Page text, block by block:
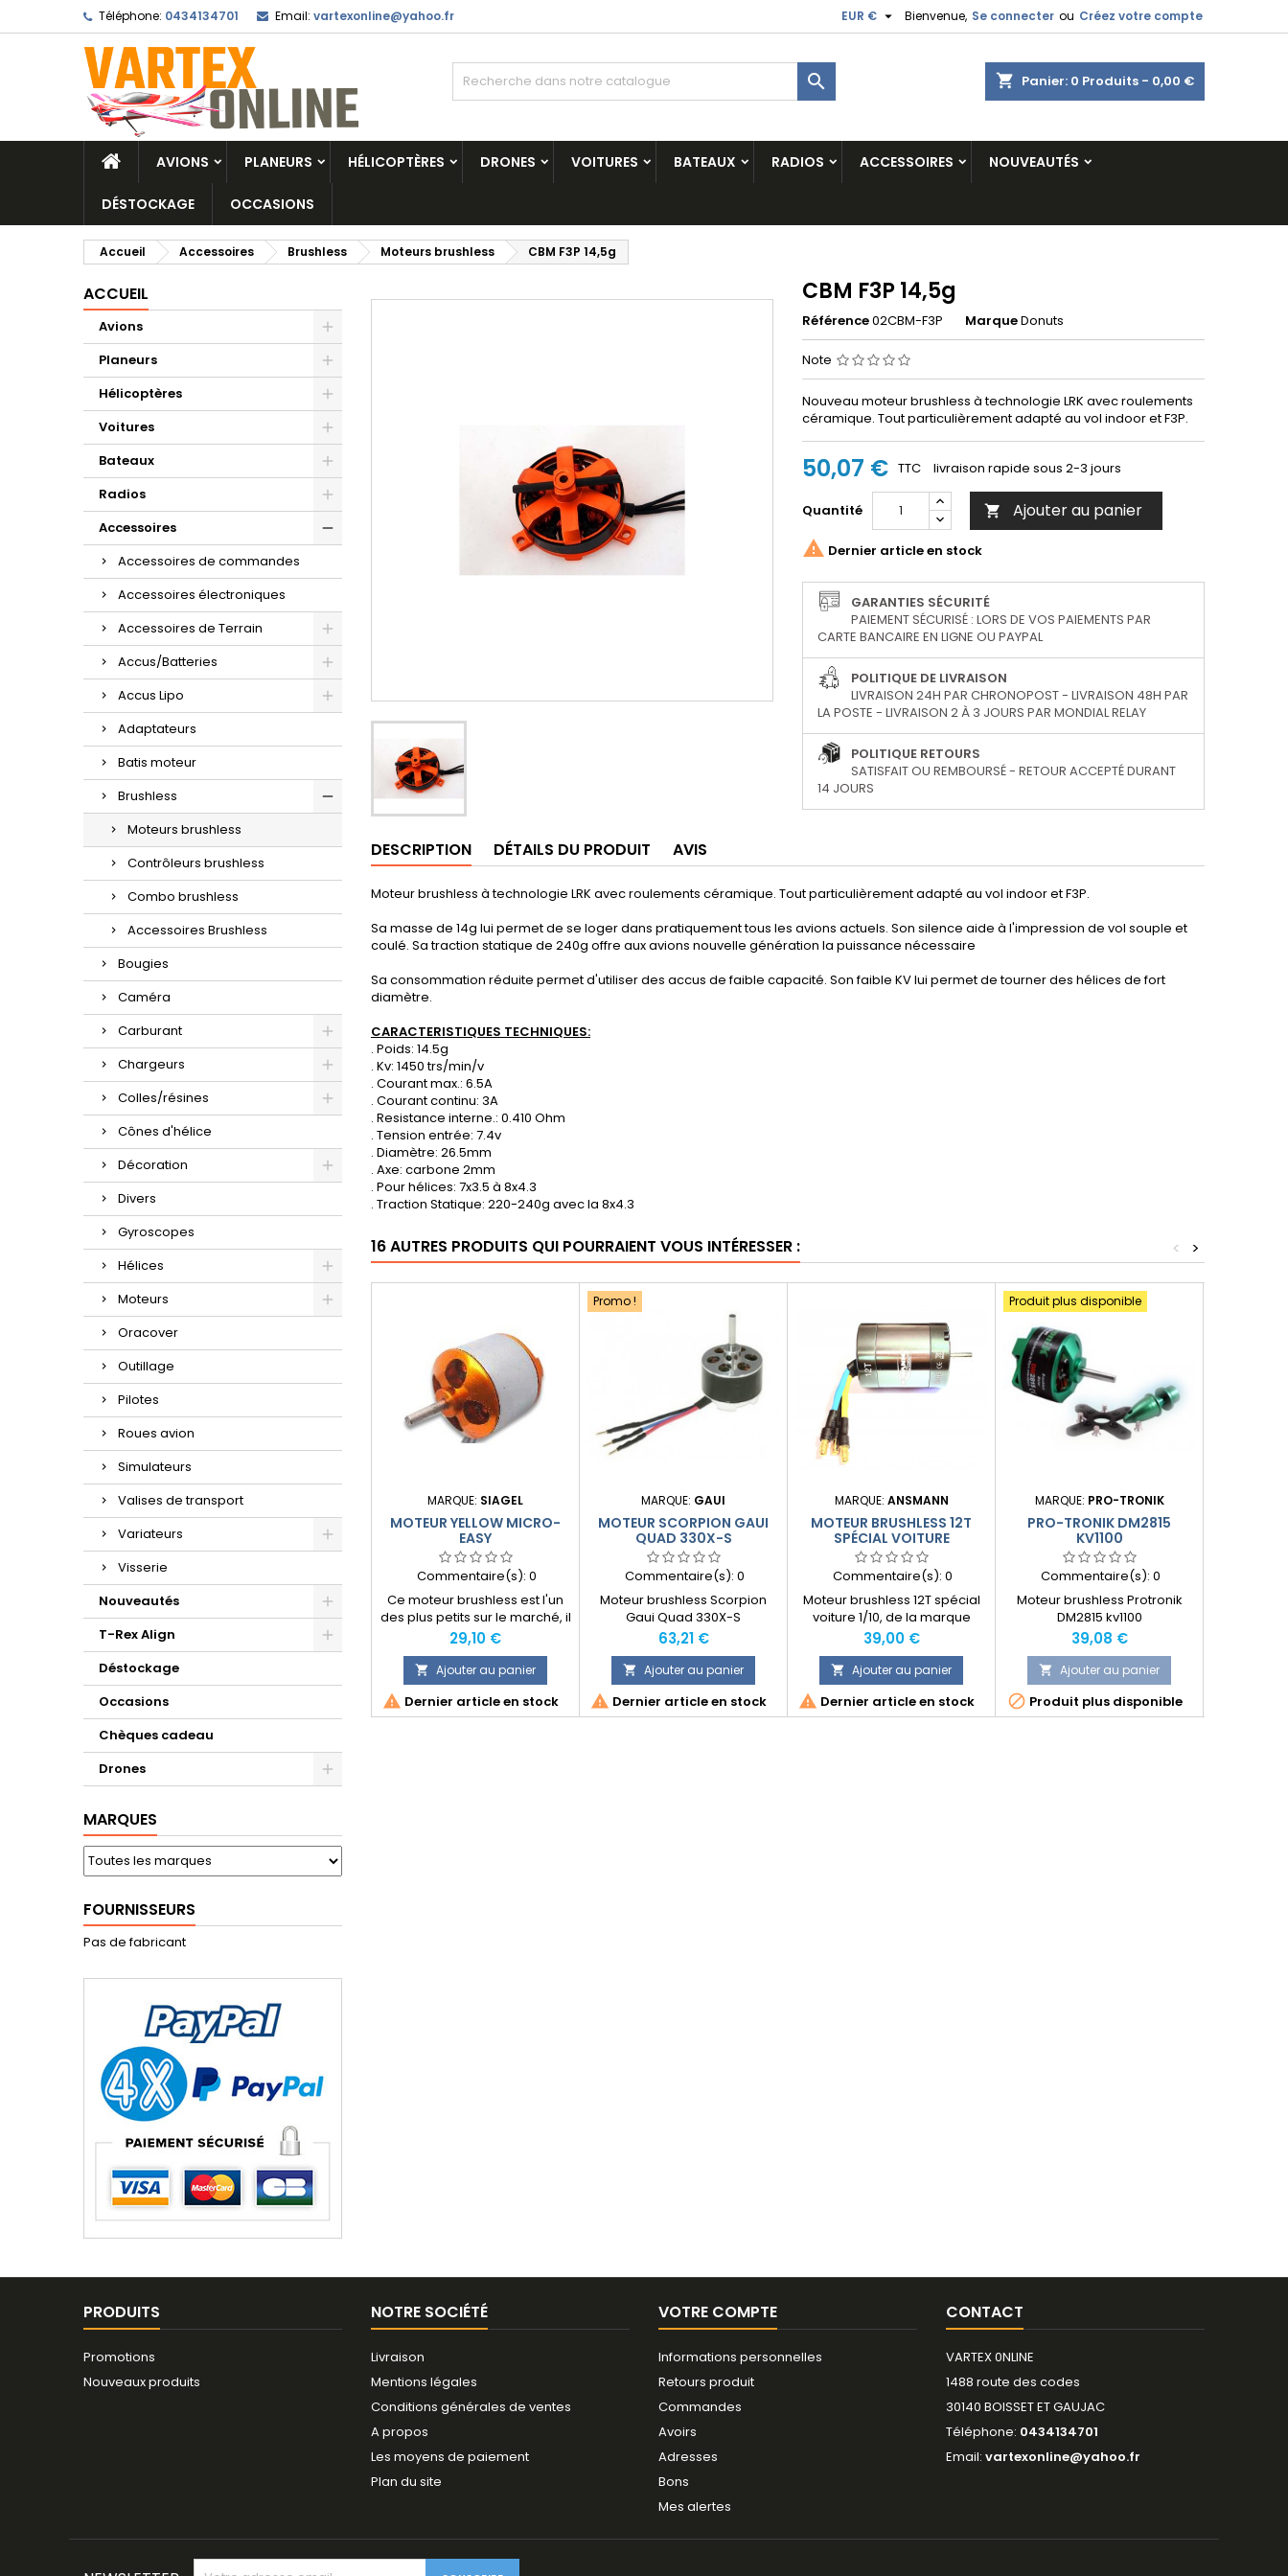
Téléphone: 0434134701 Email: vartexonline@yahoo.fr Bienvenue, Se connecter ou Créez votre compte
EUR € 
shopping_cart Panier: 0 Produits - 0,00 €

AVIONS PLANEURS HÉLICOPTÈRES DRONES VOITURES BATEAUX RADIOS ACCESSOIRES NOUVEAUTÉS
DÉSTOCKAGE OCCASIONS
Accueil Accessoires Brushless Moteurs brushless CBM F3P 14,5g
ACCUEIL
Avions
Planeurs
Hélicoptères
Voitures
Bateaux
Radios
Accessoires
Accessoires de commandes
Accessoires électroniques
Accessoires de Terrain
Accus/Batteries
Accus Lipo
Adaptateurs
Batis moteur
Brushless
Moteurs brushless
Contrôleurs brushless
Combo brushless
Accessoires Brushless
Bougies
Caméra
Carburant
Chargeurs
Colles/résines
Cônes d'hélice
Décoration
Divers
Gyroscopes
Hélices
Moteurs
Oracover
Outillage
Pilotes
Roues avion
Simulateurs
Valises de transport
Variateurs
Visserie
Nouveautés
T-Rex Align
Déstockage
Occasions
Chèques cadeau
Drones
MARQUES
FOURNISSEURS
Pas de fabricant
CBM F3P 14,5g
Référence02CBM-F3P MarqueDonuts
Note
Nouveau moteur brushless à technologie LRK avec roulements
céramique. Tout particulièrement adapté au vol indoor et F3P.
50,07 € TTC livraison rapide sous 2-3 jours
Quantité  Ajouter au panier
 Dernier article en stock
GARANTIES SÉCURITÉ
PAIEMENT SÉCURISÉ : LORS DE VOS PAIEMENTS PAR
CARTE BANCAIRE EN LIGNE OU PAYPAL
POLITIQUE DE LIVRAISON
LIVRAISON 24H PAR CHRONOPOST - LIVRAISON 48H PAR
LA POSTE - LIVRAISON 2 À 3 JOURS PAR MONDIAL RELAY
POLITIQUE RETOURS
SATISFAIT OU REMBOURSÉ - RETOUR ACCEPTÉ DURANT
14 JOURS
DESCRIPTION DÉTAILS DU PRODUIT AVIS
Moteur brushless à technologie LRK avec roulements céramique. Tout particulièrement adapté au vol indoor et F3P.
Sa masse de 14g lui permet de se loger dans pratiquement tous les avions actuels. Son silence aide à l'impression de vol souple et
coulé. Sa traction statique de 240g offre aux avions nouvelle génération la puissance nécessaire
Sa consommation réduite permet d'utiliser des accus de faible capacité. Son faible KV lui permet de tourner des hélices de fort
diamètre.
CARACTERISTIQUES TECHNIQUES:
. Poids: 14.5g
. Kv: 1450 trs/min/v
. Courant max.: 6.5A
. Courant continu: 3A
. Resistance interne.: 0.410 Ohm
. Tension entrée: 7.4v
. Diamètre: 26.5mm
. Axe: carbone 2mm
. Pour hélices: 7x3.5 à 8x4.3
. Traction Statique: 220-240g avec la 8x4.3
16 AUTRES PRODUITS QUI POURRAIENT VOUS INTÉRESSER : >
<
MARQUE: SIAGEL
MOTEUR YELLOW MICRO-
EASY
Commentaire(s): 0
Ce moteur brushless est l'un
des plus petits sur le marché, il
est conçu pour motoriser les
petits planeurs de type Fox (
Multiplex ) ou Mini Discus 5
Graupner ) ou motoriser des
avions utilisant un moteur en
propulsif, lorsque le diamètre
Prix
29,10 €
 Ajouter au panier
 Dernier article en stock
Promo !
MARQUE: GAUI
MOTEUR SCORPION GAUI
QUAD 330X-S
Commentaire(s): 0
Moteur brushless Scorpion
Gaui Quad 330X-S
Prix
63,21 €
 Ajouter au panier
 Dernier article en stock
MARQUE: ANSMANN
MOTEUR BRUSHLESS 12T
SPÉCIAL VOITURE
Commentaire(s): 0
Moteur brushless 12T spécial
voiture 1/10, de la marque
Ansmann
Prix
39,00 €
 Ajouter au panier
 Dernier article en stock
Produit plus disponible
MARQUE: PRO-TRONIK
PRO-TRONIK DM2815
KV1100
Commentaire(s): 0
Moteur brushless Protronik
DM2815 kv1100
Prix
39,08 €
 Ajouter au panier
 Produit plus disponible
PRODUITS
Promotions
Nouveaux produits
NOTRE SOCIÉTÉ
Livraison
Mentions légales
Conditions générales de ventes
A propos
Les moyens de paiement
Plan du site
VOTRE COMPTE
Informations personnelles
Retours produit
Commandes
Avoirs
Adresses
Bons
Mes alertes
CONTACT
VARTEX 0NLINE
1488 route des codes
30140 BOISSET ET GAUJAC
Téléphone: 0434134701
Email: vartexonline@yahoo.fr